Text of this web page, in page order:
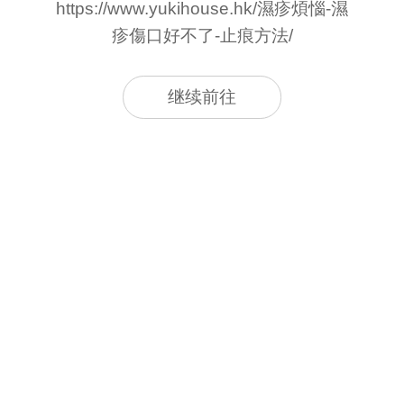
https://www.yukihouse.hk/濕疹煩惱-濕
疹傷口好不了-止痕方法/
继续前往